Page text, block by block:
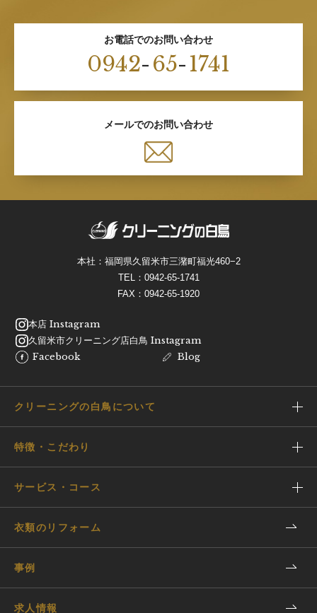
お電話でのお問い合わせ
0942-65-1741
メールでのお問い合わせ
本社：福岡県久留米市三潴町福光460−2
TEL： 0942-65-1741
FAX：0942-65-1920
本店 Instagram
久留米市クリーニング店白鳥 Instagram
Facebook
Blog
クリーニングの白鳥について
特徴・こだわり
サービス・コース
衣類のリフォーム
事例
求人情報